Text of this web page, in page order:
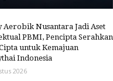
Aerobik Nusantara Jadi Aset
PBMI, Pencipta Serahkan
untuk Kemajuan
Indonesia
2026